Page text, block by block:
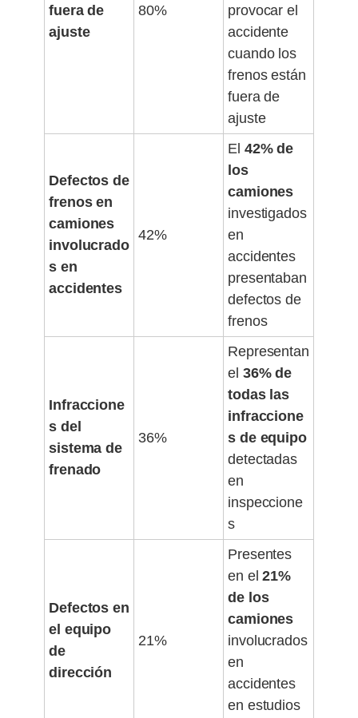
fuera de
ajuste
80%
provocar el
accidente
cuando los
frenos están
fuera de
ajuste
Defectos de
frenos en
camiones
involucrado
s en
accidentes
42%
El 42% de
los
camiones
investigados
en
accidentes
presentaban
defectos de
frenos
Infraccione
s del
sistema de
frenado
36%
Representan
el 36% de
todas las
infraccione
s de equipo
detectadas
en
inspeccione
s
Defectos en
el equipo
de
dirección
21%
Presentes
en el21%
de los
camiones
involucrados
en
accidentes
en estudios